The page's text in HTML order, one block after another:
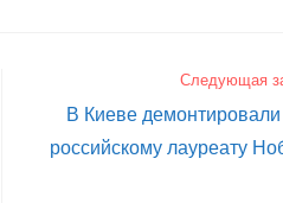
Следующая
В Киеве
российскому лауреату